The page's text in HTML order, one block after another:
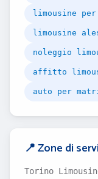
limousine per
limousine
noleggio
affitto
auto per
📍 Zone di
Torino